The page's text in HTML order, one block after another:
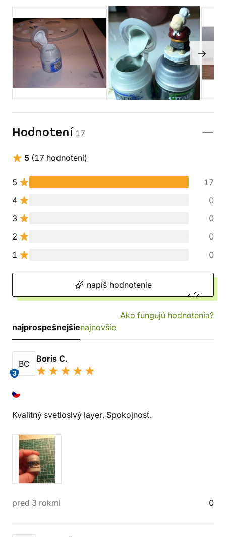
Hodnotení 17
5 (17 hodnotení)
5
17
4
0
3
0
2
0
1
0
napíš hodnotenie
Ako fungujú hodnotenia?
najprospešnejšienajnovšie
BC
3
Boris C.
Kvalitný svetlosivý layer. Spokojnosť.
pred 3 rokmi 0